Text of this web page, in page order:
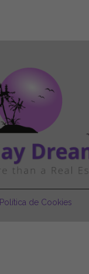
Política de Cookies